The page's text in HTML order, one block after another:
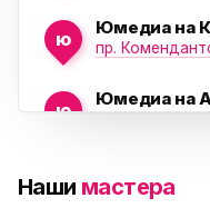
ю
Юмедиа на
пр.
ю
Юмедиа на
ю Морская
Наши мастера